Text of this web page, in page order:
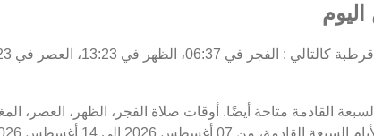
السبعة القادمة متاحة أيضًا. أوقات صلاة الفجر، الظهر،